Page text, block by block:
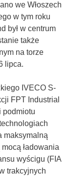
we Włoszech
w tym roku
był w centrum
także
na torze
lipca.
IVECO S-
FPT Industrial
podmiotu
maksymalną
ładowania
wyścigu (FIA
trakcyjnych